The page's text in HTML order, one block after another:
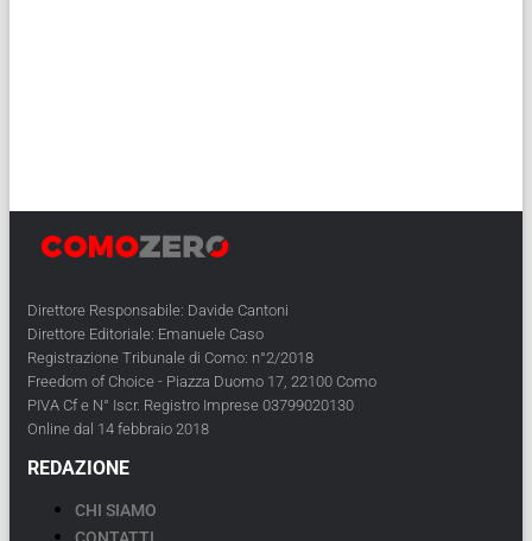
Direttore Responsabile: Davide Cantoni
Direttore Editoriale: Emanuele Caso
Registrazione Tribunale di Como: n°2/2018
Freedom of Choice - Piazza Duomo 17, 22100 Como
PIVA Cf e N° Iscr. Registro Imprese 03799020130
Online dal 14 febbraio 2018
REDAZIONE
CHI SIAMO